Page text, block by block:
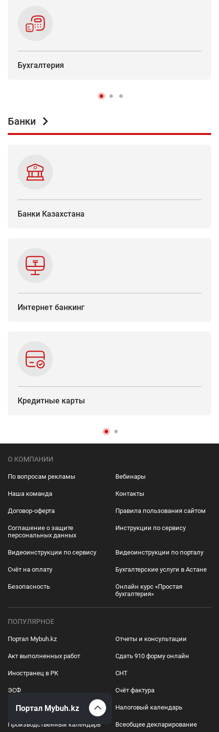
Бухгалтерия
Банки
Банки Казахстана
Интернет банкинг
Кредитные карты
О КОМПАНИИ
По вопросам рекламы Вебинары
Наша команда Контакты
Договор-оферта Правила пользования сайтом
Соглашение о защите
персональных данных
Инструкции по сервису
Видеоинструкции по сервису Видеоинструкции по порталу
Счёт на оплату Бухгалтерские услуги в Астане
Безопасность
Онлайн курс «Простая
бухгалтерия»
ПОПУЛЯРНОЕ
Портал Mybuh.kz Отчеты и консультации
Акт выполненных работ Сдать 910 форму онлайн
Иностранец в РК СНТ
ЭСФ Счёт фактура
Акт сверки Налоговый календарь
Производственный календарь Всеобщее декларирование
Портал Mybuh.kz